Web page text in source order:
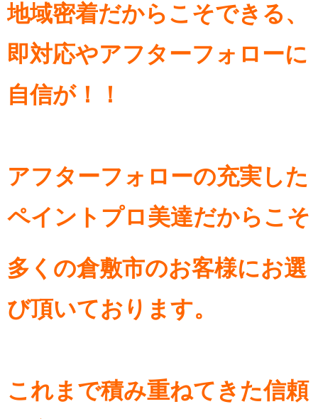
地域密着だからこそできる、
即対応やアフターフォローに
自信が！！
アフターフォローの充実した
ペイントプロ美達だからこそ
多くの倉敷市のお客様にお選
び頂いております。
これまで積み重ねてきた信頼